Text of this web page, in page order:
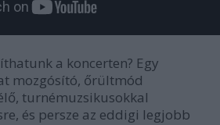
a koncerten? Egy
mozgósító, őrültmód
turnémuzsikusokkal
és persze az eddigi legjobb